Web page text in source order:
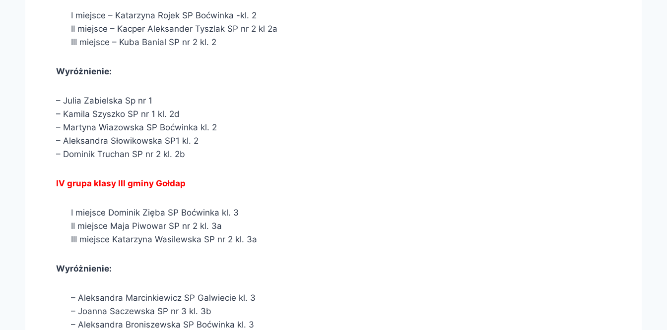
I miejsce – Katarzyna Rojek SP Boćwinka -kl. 2
II miejsce – Kacper Aleksander Tyszlak SP nr 2 kl 2a
III miejsce – Kuba Banial SP nr 2 kl. 2
Wyróżnienie:
– Julia Zabielska Sp nr 1
– Kamila Szyszko SP nr 1 kl. 2d
– Martyna Wiazowska SP Boćwinka kl. 2
– Aleksandra Słowikowska SP1 kl. 2
– Dominik Truchan SP nr 2 kl. 2b
IV grupa klasy III gminy Gołdap
I miejsce Dominik Zięba SP Boćwinka kl. 3
II miejsce Maja Piwowar SP nr 2 kl. 3a
III miejsce Katarzyna Wasilewska SP nr 2 kl. 3a
Wyróżnienie:
– Aleksandra Marcinkiewicz SP Galwiecie kl. 3
– Joanna Saczewska SP nr 3 kl. 3b
– Aleksandra Broniszewska SP Boćwinka kl. 3